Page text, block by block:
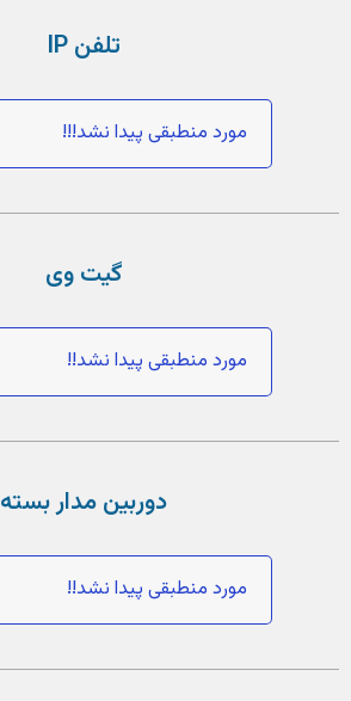
تلفن IP
مورد منطبقی پیدا نشد!!!
گیت وی
مورد منطبقی پیدا نشد!!
دوربین مدار بسته
مورد منطبقی پیدا نشد!!